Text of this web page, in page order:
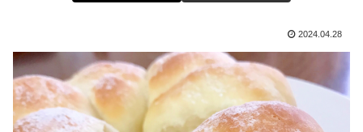
2024.04.28